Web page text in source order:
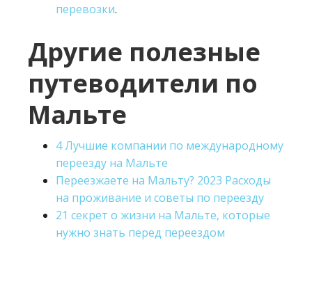
перевозки.
Другие полезные
путеводители по
Мальте
4 Лучшие компании по международному
переезду на Мальте
Переезжаете на Мальту? 2023 Расходы
на проживание и советы по переезду
21 секрет о жизни на Мальте, которые
нужно знать перед переездом